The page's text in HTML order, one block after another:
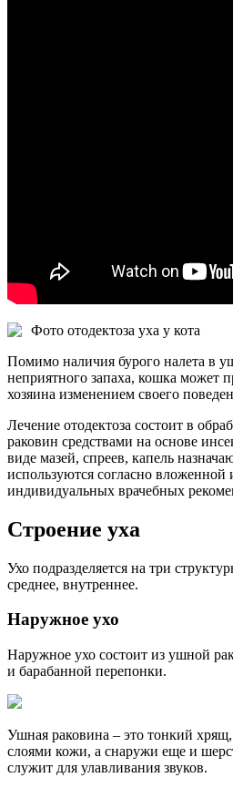
Фото отодектоза уха у кота
Помимо наличия бурого налета в
неприятного запаха, кошка может
хозяина изменением своего
Лечение отодектоза состоит в
раковин средствами на основе
виде мазей, спреев, капель
используются согласно
индивидуальных врачебных
Строение уха
Ухо подразделяется на три
среднее, внутреннее.
Наружное ухо
Наружное ухо состоит из ушной
и барабанной перепонки.
Ушная раковина – это тонкий
слоями кожи, а снаружи еще и
служит для улавливания звуков.